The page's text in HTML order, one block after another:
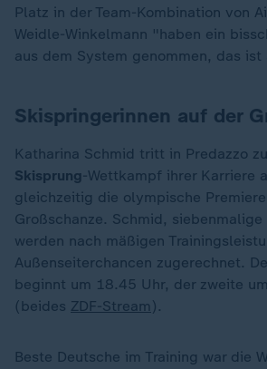
Platz in der Team-Kombination von
Weidle-Winkelmann "haben ein
aus dem System genommen, das ist
Skispringerinnen auf der
Katharina Schmid tritt in Predazzo
Skisprung-Wettkampf ihrer Karriere
gleichzeitig die olympische
Großschanze. Schmid, siebenmalige
werden nach mäßigen
Außenseiterchancen zugerechnet.
beginnt um 18.45 Uhr, der zweite
(beides ZDF-Stream ).
Beste Deutsche im Training war die